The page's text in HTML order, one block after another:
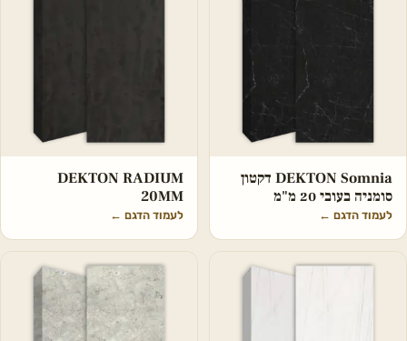
DEKTON Somnia דקטון
סומניה בעובי 20 מ"מ
לעמוד הדגם ←
DEKTON RADIUM
20MM
לעמוד הדגם ←